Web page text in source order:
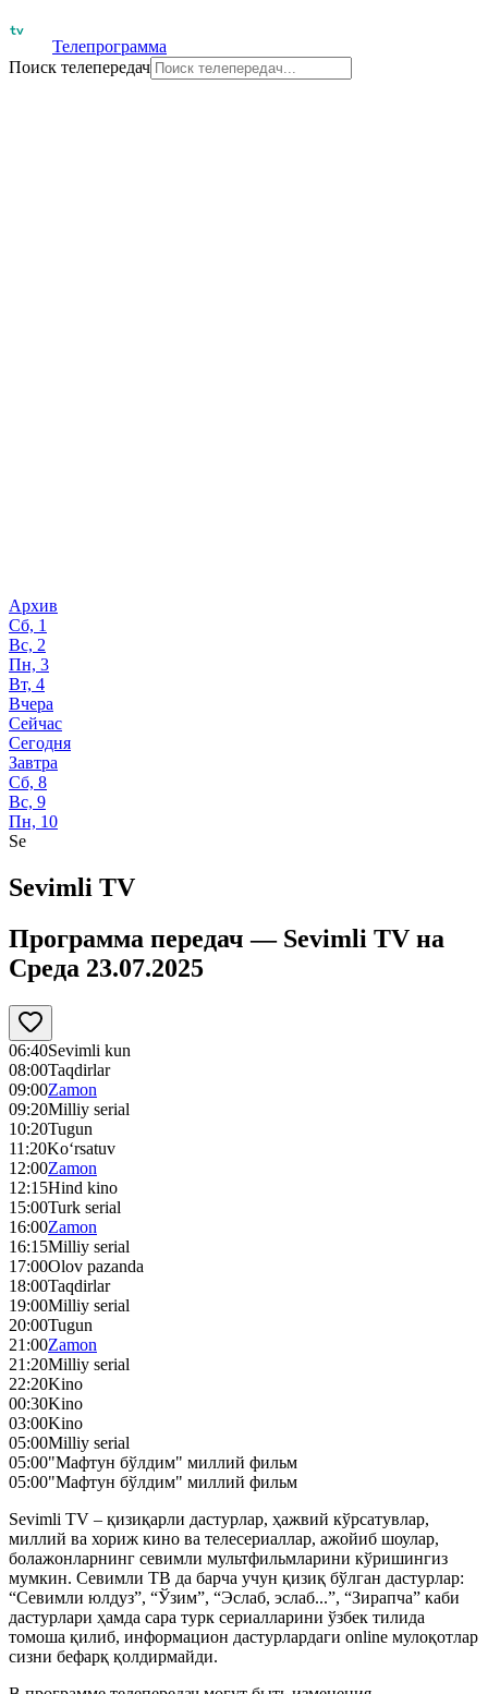
Телепрограмма
Поиск телепередач
Архив
Сб, 1
Вс, 2
Пн, 3
Вт, 4
Вчера
Сейчас
Сегодня
Завтра
Сб, 8
Вс, 9
Пн, 10
Se
Sevimli TV
Программа передач — Sevimli TV на
Среда 23.07.2025
06:40Sevimli kun
08:00Taqdirlar
09:00Zamon
09:20Milliy serial
10:20Tugun
11:20Ko‘rsatuv
12:00Zamon
12:15Hind kino
15:00Turk serial
16:00Zamon
16:15Milliy serial
17:00Olov pazanda
18:00Taqdirlar
19:00Milliy serial
20:00Tugun
21:00Zamon
21:20Milliy serial
22:20Kino
00:30Kino
03:00Kino
05:00Milliy serial
05:00"Мафтун бўлдим" миллий фильм
05:00"Мафтун бўлдим" миллий фильм
Sevimli TV – қизиқарли дастурлар, ҳажвий кўрсатувлар,
миллий ва хориж кино ва телесериаллар, ажойиб шоулар,
болажонларнинг севимли мультфильмларини кўришингиз
мумкин. Севимли ТВ да барча учун қизиқ бўлган дастурлар:
“Севимли юлдуз”, “Ўзим”, “Эслаб, эслаб...”, “Зирапча” каби
дастурлари ҳамда сара турк сериалларини ўзбек тилида
томоша қилиб, информацион дастурлардаги online мулоқотлар
сизни бефарқ қолдирмайди.